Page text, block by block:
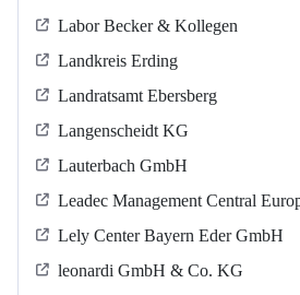
Labor Becker & Kollegen
Landkreis Erding
Landratsamt Ebersberg
Langenscheidt KG
Lauterbach GmbH
Leadec Management Central
Lely Center Bayern Eder GmbH
leonardi GmbH & Co. KG